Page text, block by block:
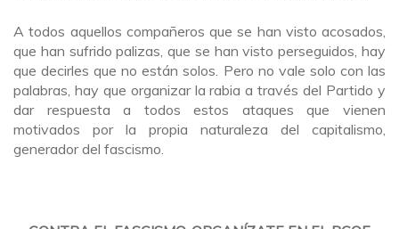
A todos aquellos compañeros que se han visto acosados,
que han sufrido palizas, que se han visto perseguidos, hay
que decirles que no están solos. Pero no vale solo con las
palabras, hay que organizar la rabia a través del Partido y
dar respuesta a todos estos ataques que vienen
motivados por la propia naturaleza del capitalismo,
generador del fascismo.